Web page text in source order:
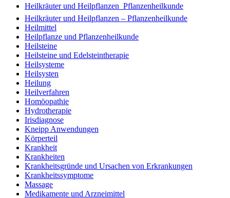
Heilkräuter und Heilpflanzen  Pflanzenheilkunde
Heilkräuter und Heilpflanzen – Pflanzenheilkunde
Heilmittel
Heilpflanze und Pflanzenheilkunde
Heilsteine
Heilsteine und Edelsteintherapie
Heilsysteme
Heilsysten
Heilung
Heilverfahren
Homöopathie
Hydrotherapie
Irisdiagnose
Kneipp Anwendungen
Körperteil
Krankheit
Krankheiten
Krankheitsgründe und Ursachen von Erkrankungen
Krankheitssymptome
Massage
Medikamente und Arzneimittel